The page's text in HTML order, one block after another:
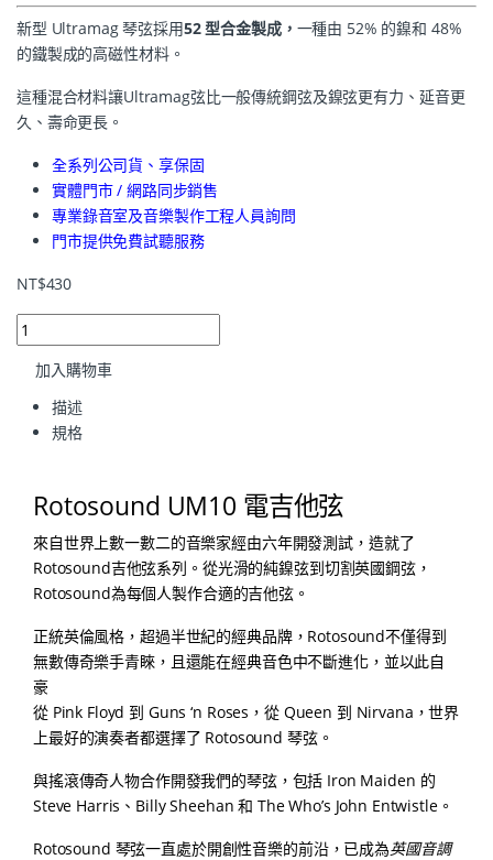
新型 Ultramag 琴弦採用52 型合金製成， 一種由 52% 的鎳和 48%
的鐵製成的高磁性材料。
這種混合材料讓Ultramag弦比一般傳統鋼弦及鎳弦更有力、延音更
久、壽命更長。
全系列公司貨、享保固
實體門市 / 網路同步銷售
專業錄音室及音樂製作工程人員詢問
門市提供免費試聽服務
NT$430
加入購物車
描述
規格
Rotosound UM10 電吉他弦
來自世界上數一數二的音樂家經由六年開發測試，造就了
Rotosound吉他弦系列。從光滑的純鎳弦到切割英國鋼弦，
Rotosound為每個人製作合適的吉他弦。
正統英倫風格，超過半世紀的經典品牌，Rotosound不僅得到
無數傳奇樂手青睞，且還能在經典音色中不斷進化，並以此自
豪
從 Pink Floyd 到 Guns ‘n Roses，從 Queen 到 Nirvana，世界
上最好的演奏者都選擇了 Rotosound 琴弦。
與搖滾傳奇人物合作開發我們的琴弦，包括 Iron Maiden 的
Steve Harris、Billy Sheehan 和 The Who’s John Entwistle。
Rotosound 琴弦一直處於開創性音樂的前沿，已成為英國音調